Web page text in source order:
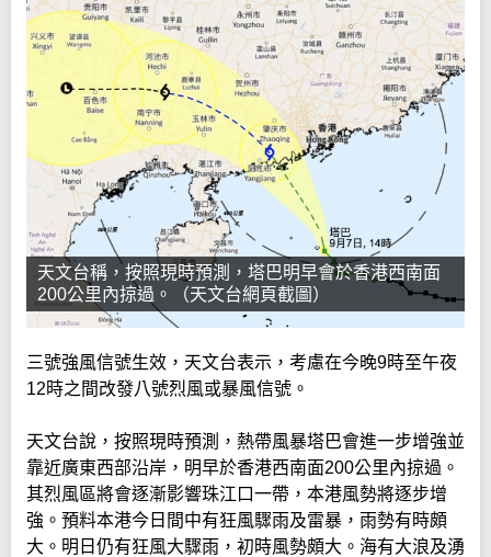
天文台稱，按照現時預測，塔巴明早會於香港西南面
200公里內掠過。（天文台網頁截圖）
三號強風信號生效，天文台表示，考慮在今晚9時至午夜
12時之間改發八號烈風或暴風信號。
天文台說，按照現時預測，熱帶風暴塔巴會進一步增強並
靠近廣東西部沿岸，明早於香港西南面200公里內掠過。
其烈風區將會逐漸影響珠江口一帶，本港風勢將逐步增
強。預料本港今日間中有狂風驟雨及雷暴，雨勢有時頗
大。明日仍有狂風大驟雨，初時風勢頗大。海有大浪及湧